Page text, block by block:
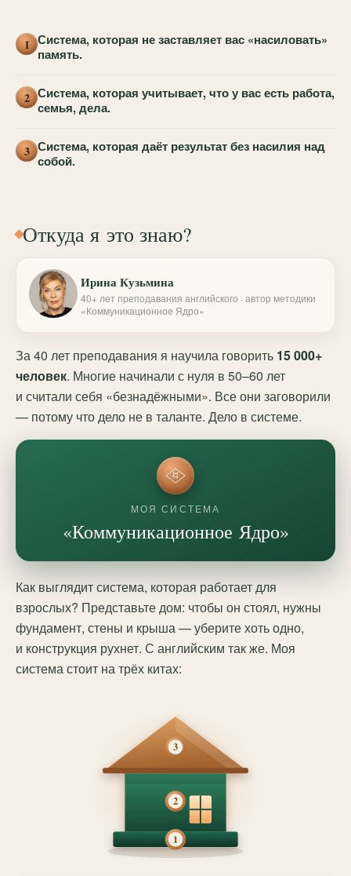
1 Система, которая не заставляет вас «насиловать»
память.
2 Система, которая учитывает, что у вас есть работа,
семья, дела.
3 Система, которая даёт результат без насилия над
собой.
Откуда я это знаю?
Ирина Кузьмина
40+ лет преподавания английского · автор методики
«Коммуникационное Ядро»
За 40 лет преподавания я научила говорить 15 000+
человек. Многие начинали с нуля в 50–60 лет
и считали себя «безнадёжными». Все они заговорили
— потому что дело не в таланте. Дело в системе.
МОЯ СИСТЕМА
«Коммуникационное Ядро»
Как выглядит система, которая работает для
взрослых? Представьте дом: чтобы он стоял, нужны
фундамент, стены и крыша — уберите хоть одно,
и конструкция рухнет. С английским так же. Моя
система стоит на трёх китах:
3
2
1